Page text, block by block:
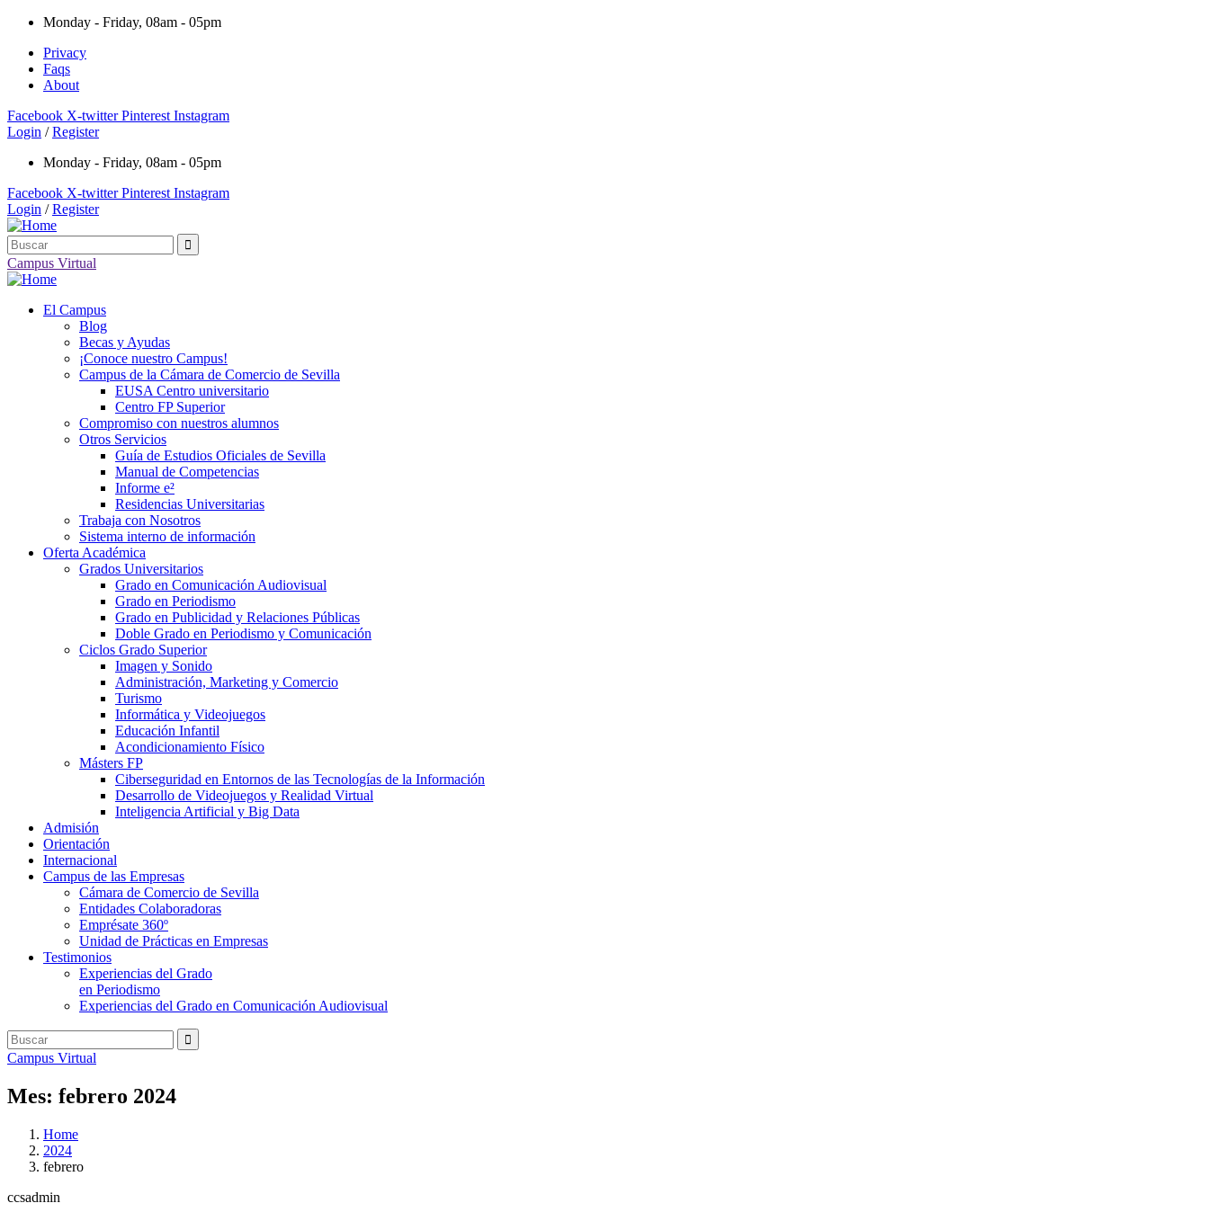
Monday - Friday, 08am - 05pm
Privacy
Faqs
About
Facebook X-twitter Pinterest Instagram
Login / Register
Monday - Friday, 08am - 05pm
Facebook X-twitter Pinterest Instagram
Login / Register
Campus Virtual
El Campus
Blog
Becas y Ayudas
¡Conoce nuestro Campus!
Campus de la Cámara de Comercio de Sevilla
EUSA Centro universitario
Centro FP Superior
Compromiso con nuestros alumnos
Otros Servicios
Guía de Estudios Oficiales de Sevilla
Manual de Competencias
Informe e²
Residencias Universitarias
Trabaja con Nosotros
Sistema interno de información
Oferta Académica
Grados Universitarios
Grado en Comunicación Audiovisual
Grado en Periodismo
Grado en Publicidad y Relaciones Públicas
Doble Grado en Periodismo y Comunicación
Ciclos Grado Superior
Imagen y Sonido
Administración, Marketing y Comercio
Turismo
Informática y Videojuegos
Educación Infantil
Acondicionamiento Físico
Másters FP
Ciberseguridad en Entornos de las Tecnologías de la Información
Desarrollo de Videojuegos y Realidad Virtual
Inteligencia Artificial y Big Data
Admisión
Orientación
Internacional
Campus de las Empresas
Cámara de Comercio de Sevilla
Entidades Colaboradoras
Emprésate 360º
Unidad de Prácticas en Empresas
Testimonios
Experiencias del Grado
en Periodismo
Experiencias del Grado en Comunicación Audiovisual
Campus Virtual
Mes: febrero 2024
Home
2024
febrero
ccsadmin